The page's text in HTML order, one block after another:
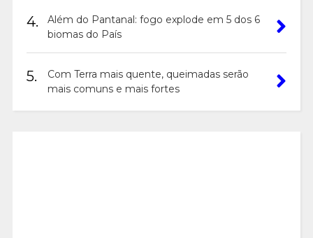
4.
Além do Pantanal: fogo explode em 5 dos 6
biomas do País
5.
Com Terra mais quente, queimadas serão
mais comuns e mais fortes